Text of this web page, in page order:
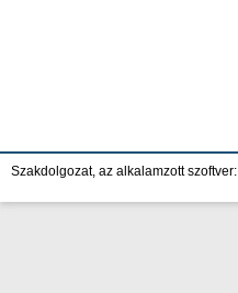
Szakdolgozat, az alkalamzott szoftver: